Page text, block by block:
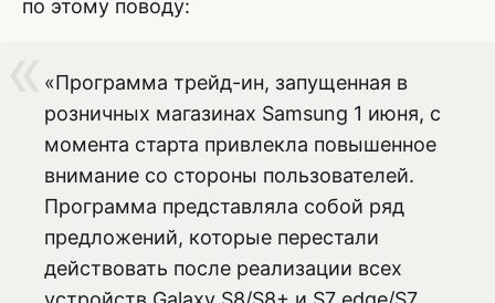
по этому поводу:
«Программа трейд-ин, запущенная в
розничных магазинах Samsung 1 июня, с
момента старта привлекла повышенное
внимание со стороны пользователей.
Программа представляла собой ряд
предложений, которые перестали
действовать после реализации всех